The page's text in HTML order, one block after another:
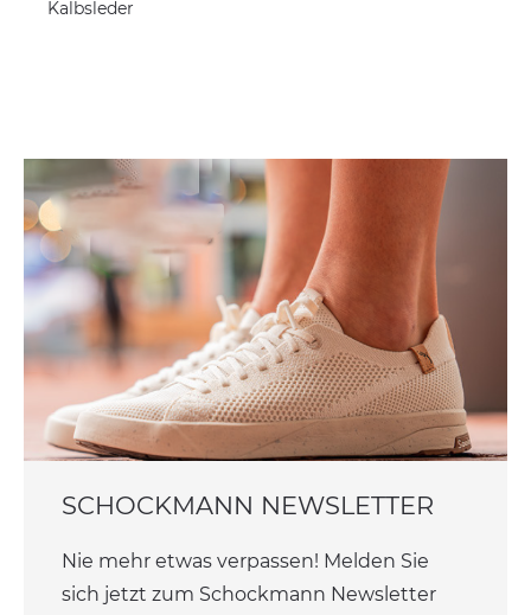
Kalbsleder
SCHOCKMANN NEWSLETTER
Nie mehr etwas verpassen! Melden Sie
sich jetzt zum Schockmann Newsletter